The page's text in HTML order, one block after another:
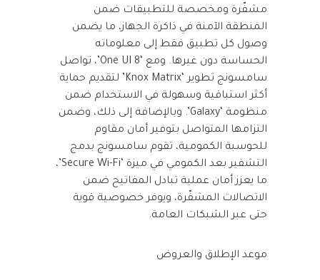
مشفّرة ومخصصة للتطبيقات ضمن
المنطقة الآمنة في ذاكرة الجهاز، ما يضمن
وصول كل تطبيق فقط إلى معلوماته
الحساسة دون غيرها. ومع ‘One UI 8’، تواصل
سامسونج تطوير ‘Knox Matrix’ لتقديم حماية
أكثر استباقية وسهولة في الاستخدام ضمن
منظومة ‘Galaxy’. وبالإضافة إلى ذلك، وضمن
التزامها المتواصل بتوفير أمان مقاوم
للحوسبة الكمومية، تقوم سامسونج بدمج
التشفير بعد الكمومي في ميزة ‘Secure Wi-Fi’،
ما يعزز أمان عملية تبادل المفاتيح ضمن
الاتصالات المشفّرة، ويوفر خصوصية قوية
حتى عبر الشبكات العامة.
موعد الإطلاق والعروض